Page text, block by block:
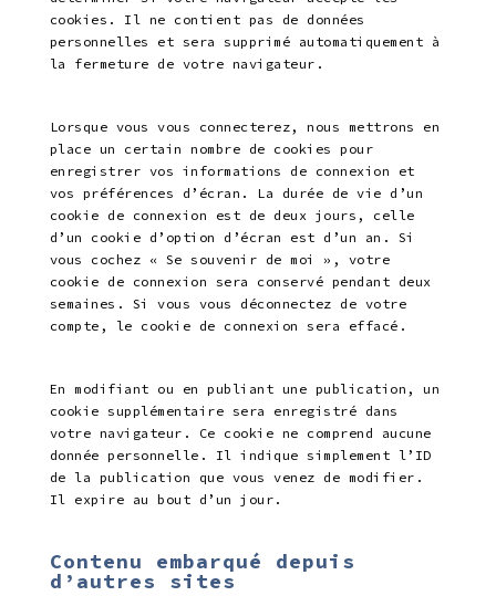
cookies. Il ne contient pas de données
personnelles et sera supprimé automatiquement à
la fermeture de votre navigateur.
Lorsque vous vous connecterez, nous mettrons en
place un certain nombre de cookies pour
enregistrer vos informations de connexion et
vos préférences d’écran. La durée de vie d’un
cookie de connexion est de deux jours, celle
d’un cookie d’option d’écran est d’un an. Si
vous cochez « Se souvenir de moi », votre
cookie de connexion sera conservé pendant deux
semaines. Si vous vous déconnectez de votre
compte, le cookie de connexion sera effacé.
En modifiant ou en publiant une publication, un
cookie supplémentaire sera enregistré dans
votre navigateur. Ce cookie ne comprend aucune
donnée personnelle. Il indique simplement l’ID
de la publication que vous venez de modifier.
Il expire au bout d’un jour.
Contenu embarqué depuis
d’autres sites